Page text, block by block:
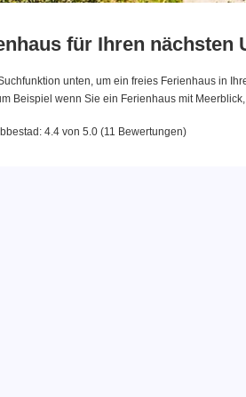
für Ihren nächsten
unten, um ein freies Ferienhaus in
Beispiel wenn Sie ein Ferienhaus mit
4.4 von 5.0 (11 Bewertungen)